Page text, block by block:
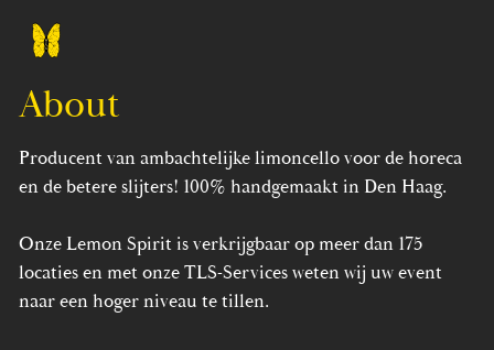
About
Producent van ambachtelijke limoncello voor de horeca
en de betere slijters! 100% handgemaakt in Den Haag.
Onze Lemon Spirit is verkrijgbaar op meer dan 175
locaties en met onze TLS-Services weten wij uw event
naar een hoger niveau te tillen.